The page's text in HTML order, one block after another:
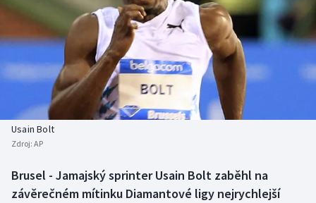
DALŠÍ SPORTY
Americký fotbal
Baseball a softbal
Basketbal
Biatlon
Boby a skeleton
NEPŘEHLÉDNĚTE
Soutěže
Historické návraty
Aplikace ČT sport
AZ kvíz
Usain Bolt
Zdroj: AP
Brusel - Jamajský sprinter Usain Bolt zaběhl na
závěrečném mítinku Diamantové ligy nejrychlejší